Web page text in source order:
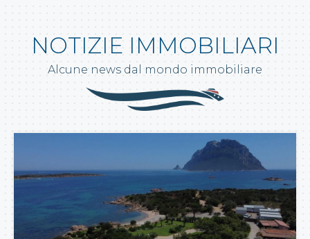
NOTIZIE IMMOBILIARI
Alcune news dal mondo immobiliare